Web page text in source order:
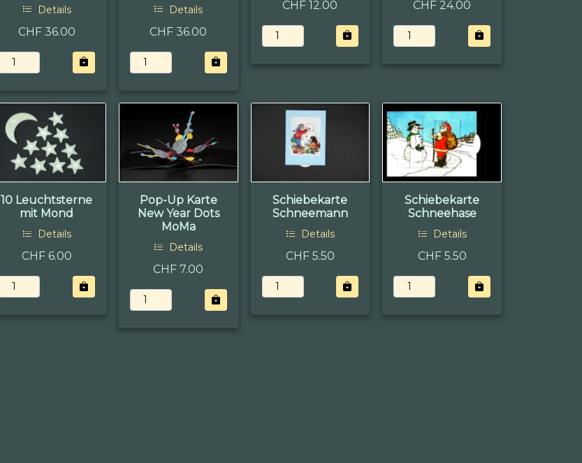
Details
CHF 36.00
Details
CHF 36.00
CHF 12.00 CHF 24.00
10 Leuchtsterne
mit Mond
Details
CHF 6.00
Pop-Up Karte
New Year Dots
MoMa
Details
CHF 7.00
Schiebekarte
Schneemann
Details
CHF 5.50
Schiebekarte
Schneehase
Details
CHF 5.50